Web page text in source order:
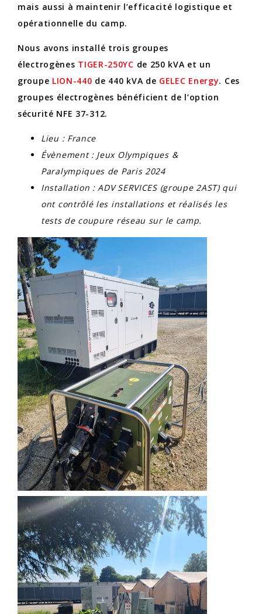
mais aussi à maintenir l’efficacité logistique et
opérationnelle du camp.
Nous avons installé trois groupes
électrogènes TIGER-250YC de 250 kVA et un
groupe LION-440 de 440 kVA de GELEC Energy. Ces
groupes électrogènes bénéficient de l’option
sécurité NFE 37-312.
Lieu : France
Évènement : Jeux Olympiques &
Paralympiques de Paris 2024
Installation : ADV SERVICES (groupe 2AST) qui
ont contrôlé les installations et réalisés les
tests de coupure réseau sur le camp.